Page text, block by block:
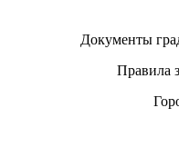
Документы
Правила